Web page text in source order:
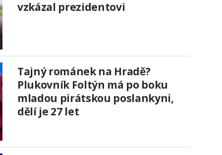
vzkázal prezidentovi
Tajný románek na Hradě?
Plukovník Foltýn má po boku
mladou pirátskou poslankyni,
dělí je 27 let